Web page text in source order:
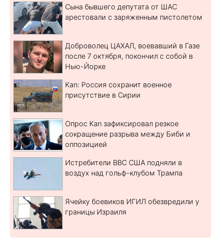
Сына бывшего депутата от ШАС
арестовали с заряженным пистолетом
Доброволец ЦАХАЛ, воевавший в Газе
после 7 октября, покончил с собой в
Нью-Йорке
Kan: Россия сохранит военное
присутствие в Сирии
Опрос Kan зафиксировал резкое
сокращение разрыва между Биби и
оппозицией
Истребители ВВС США подняли в
воздух над гольф-клубом Трампа
Ячейку боевиков ИГИЛ обезвредили у
границы Израиля